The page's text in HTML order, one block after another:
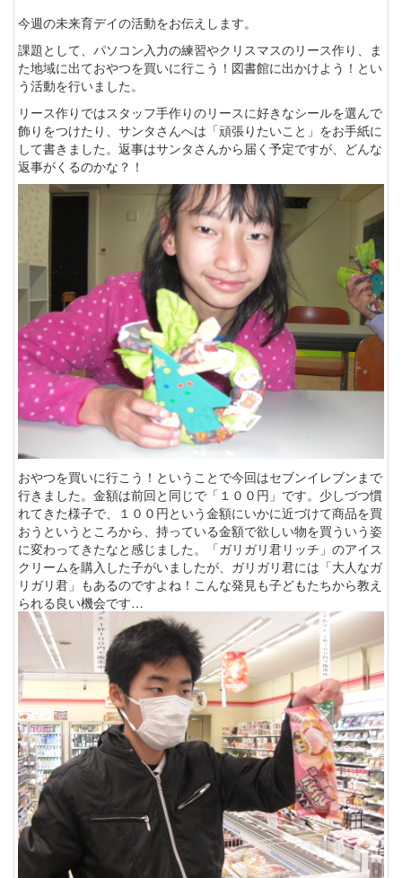
今週の未来育デイの活動をお伝えします。
課題として、パソコン入力の練習やクリスマスのリース作り、ま
た地域に出ておやつを買いに行こう！図書館に出かけよう！とい
う活動を行いました。
リース作りではスタッフ手作りのリースに好きなシールを選んで
飾りをつけたり、サンタさんへは「頑張りたいこと」をお手紙に
して書きました。返事はサンタさんから届く予定ですが、どんな
返事がくるのかな？！
おやつを買いに行こう！ということで今回はセブンイレブンまで
行きました。金額は前回と同じで「１００円」です。少しづつ慣
れてきた様子で、１００円という金額にいかに近づけて商品を買
おうというところから、持っている金額で欲しい物を買ういう姿
に変わってきたなと感じました。「ガリガリ君リッチ」のアイス
クリームを購入した子がいましたが、ガリガリ君には「大人なガ
リガリ君」もあるのですよね！こんな発見も子どもたちから教え
られる良い機会です…